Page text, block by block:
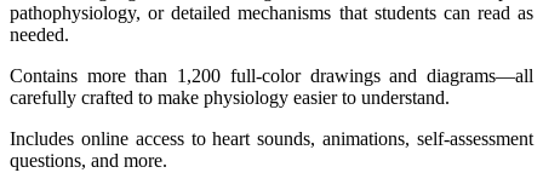
pathophysiology, or detailed mechanisms that students can read as
needed.
Contains more than 1,200 full-color drawings and diagrams―all
carefully crafted to make physiology easier to understand.
Includes online access to heart sounds, animations, self-assessment
questions, and more.